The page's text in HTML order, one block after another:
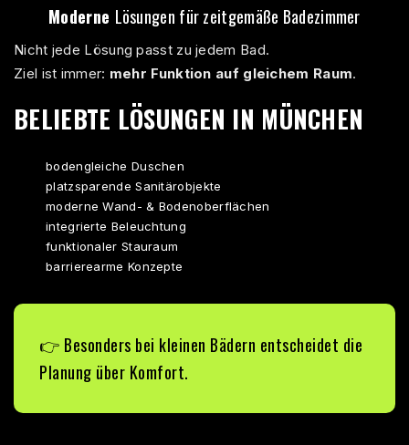
Moderne Lösungen für zeitgemäße Badezimmer
Nicht jede Lösung passt zu jedem Bad.
Ziel ist immer: mehr Funktion auf gleichem Raum.
BELIEBTE LÖSUNGEN IN MÜNCHEN
bodengleiche Duschen
platzsparende Sanitärobjekte
moderne Wand- & Bodenoberflächen
integrierte Beleuchtung
funktionaler Stauraum
barrierearme Konzepte
👉 Besonders bei kleinen Bädern entscheidet die
Planung über Komfort.